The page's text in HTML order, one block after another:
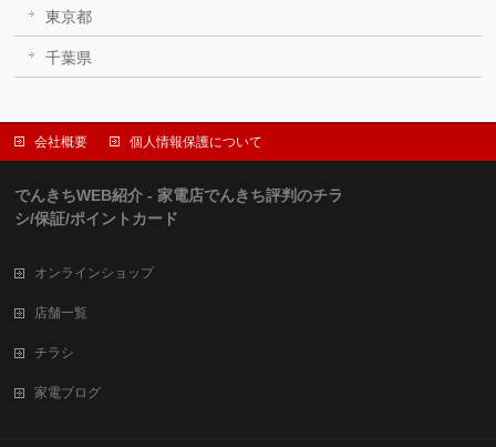
東京都
千葉県
会社概要 個人情報保護について
でんきちWEB紹介 - 家電店でんきち評判のチラ
シ/保証/ポイントカード
オンラインショップ
店舗一覧
チラシ
家電ブログ